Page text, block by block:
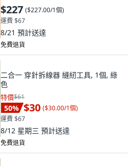
$227 ($227.00/1個)
運費 $67
8/21 預計送達
免費退貨
二合一 穿針拆線器 縫紉工具, 1個, 綠
色
特價$61
50% $30 ($30.00/1個)
運費 $67
8/12 星期三 預計送達
免費退貨